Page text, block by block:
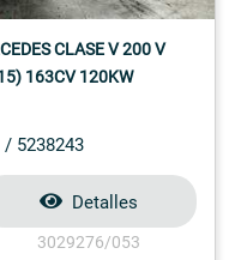
CLASE V 200 V
163CV 120KW
/ 5238243
Detalles
3029276/053